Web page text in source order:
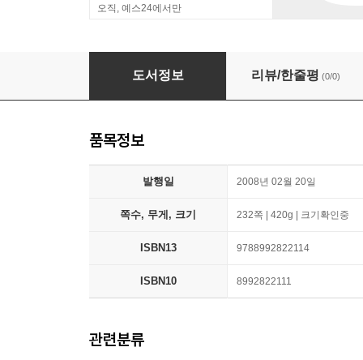
오직, 예스24에서만
나는 하루하루를 불태웠다
도서정보 리뷰/한줄평 (0/0)
품목정보
발행일 2008년 02월 20일
쪽수, 무게, 크기 232쪽 | 420g | 크기확인중
ISBN13 9788992822114
ISBN10 8992822111
관련분류